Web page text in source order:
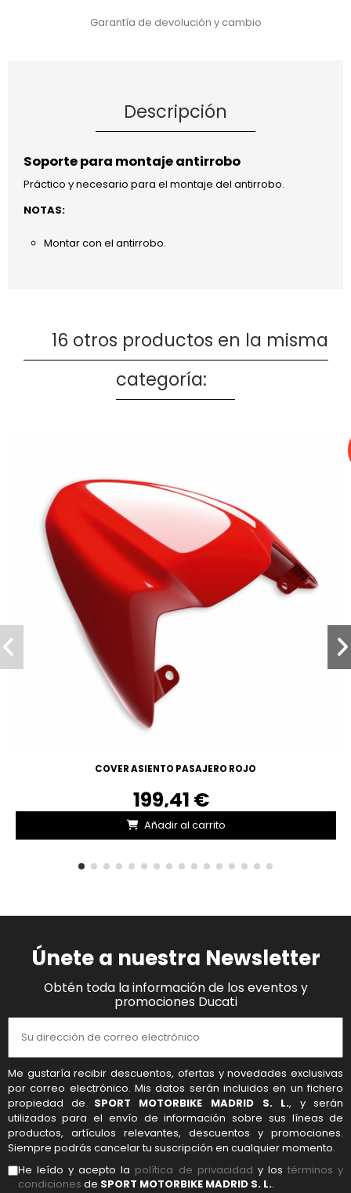
Garantía de devolución y cambio
Descripción
Soporte para montaje antirrobo
Práctico y necesario para el montaje del antirrobo.
NOTAS:
Montar con el antirrobo.
16 otros productos en la misma
categoría:
COVER ASIENTO PASAJERO ROJO
199,41 €
Añadir al carrito
Únete a nuestra Newsletter
Obtén toda la información de los eventos y
promociones Ducati
Me gustaría recibir descuentos, ofertas y novedades exclusivas
por correo electrónico. Mis datos serán incluidos en un fichero
propiedad de SPORT MOTORBIKE MADRID S. L., y serán
utilizados para el envío de información sobre sus líneas de
productos, artículos relevantes, descuentos y promociones.
Siempre podrás cancelar tu suscripción en cualquier momento.
He leído y acepto la política de privacidad y lostérminos y
condiciones de SPORT MOTORBIKE MADRID S. L..